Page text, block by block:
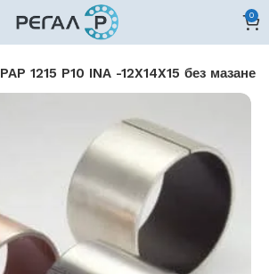
0
PAP 1215 P10 INA -12X14X15 без мазане